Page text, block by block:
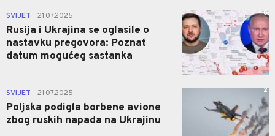
SVIJET 21.07.2025.
Rusija i Ukrajina se oglasile o
nastavku pregovora: Poznat
datum mogućeg sastanka
0
SVIJET 21.07.2025.
Poljska podigla borbene avione
zbog ruskih napada na Ukrajinu
2